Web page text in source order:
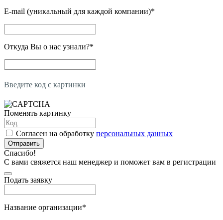
E-mail (уникальный для каждой компании)*
Откуда Вы о нас узнали?*
Введите код с картинки
Поменять картинку
Согласен на обработку персональных данных
Отправить
Спасибо!
С вами свяжется наш менеджер и поможет вам в регистрации
Подать заявку
Название организации*